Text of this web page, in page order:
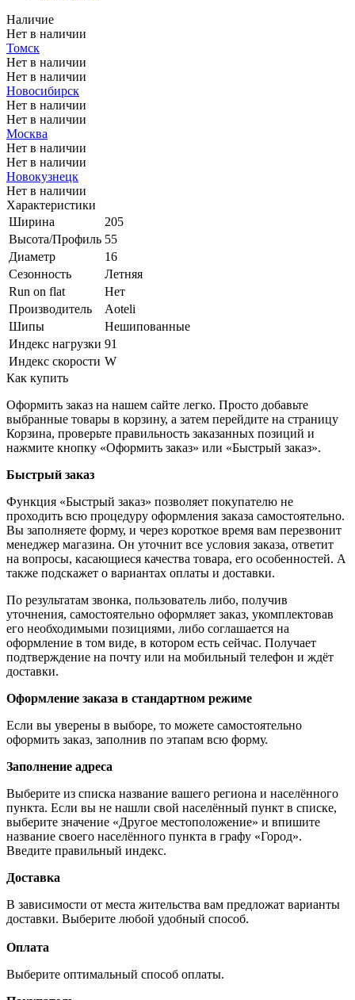
Наличие
Нет в наличии
Томск
Нет в наличии
Нет в наличии
Новосибирск
Нет в наличии
Нет в наличии
Москва
Нет в наличии
Нет в наличии
Новокузнецк
Нет в наличии
Характеристики
Ширина
205
Высота/Профиль 55
Диаметр
16
Сезонность
Летняя
Run on flat
Нет
Производитель
Aoteli
Шипы
Нешипованные
Индекс нагрузки 91
Индекс скорости W
Как купить
Оформить заказ на нашем сайте легко. Просто добавьте
выбранные товары в корзину, а затем перейдите на страницу
Корзина, проверьте правильность заказанных позиций и
нажмите кнопку «Оформить заказ» или «Быстрый заказ».
Быстрый заказ
Функция «Быстрый заказ» позволяет покупателю не
проходить всю процедуру оформления заказа самостоятельно.
Вы заполняете форму, и через короткое время вам перезвонит
менеджер магазина. Он уточнит все условия заказа, ответит
на вопросы, касающиеся качества товара, его особенностей. А
также подскажет о вариантах оплаты и доставки.
По результатам звонка, пользователь либо, получив
уточнения, самостоятельно оформляет заказ, укомплектовав
его необходимыми позициями, либо соглашается на
оформление в том виде, в котором есть сейчас. Получает
подтверждение на почту или на мобильный телефон и ждёт
доставки.
Оформление заказа в стандартном режиме
Если вы уверены в выборе, то можете самостоятельно
оформить заказ, заполнив по этапам всю форму.
Заполнение адреса
Выберите из списка название вашего региона и населённого
пункта. Если вы не нашли свой населённый пункт в списке,
выберите значение «Другое местоположение» и впишите
название своего населённого пункта в графу «Город».
Введите правильный индекс.
Доставка
В зависимости от места жительства вам предложат варианты
доставки. Выберите любой удобный способ.
Оплата
Выберите оптимальный способ оплаты.